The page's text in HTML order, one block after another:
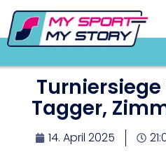
Tagger,
14. April 2025